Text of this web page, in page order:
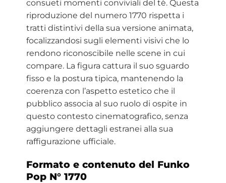
consueti momenti conviviali del tè. Questa
riproduzione del numero 1770 rispetta i
tratti distintivi della sua versione animata,
focalizzandosi sugli elementi visivi che lo
rendono riconoscibile nelle scene in cui
compare. La figura cattura il suo sguardo
fisso e la postura tipica, mantenendo la
coerenza con l’aspetto estetico che il
pubblico associa al suo ruolo di ospite in
questo contesto cinematografico, senza
aggiungere dettagli estranei alla sua
raffigurazione ufficiale.
Formato e contenuto del Funko
Pop N° 1770